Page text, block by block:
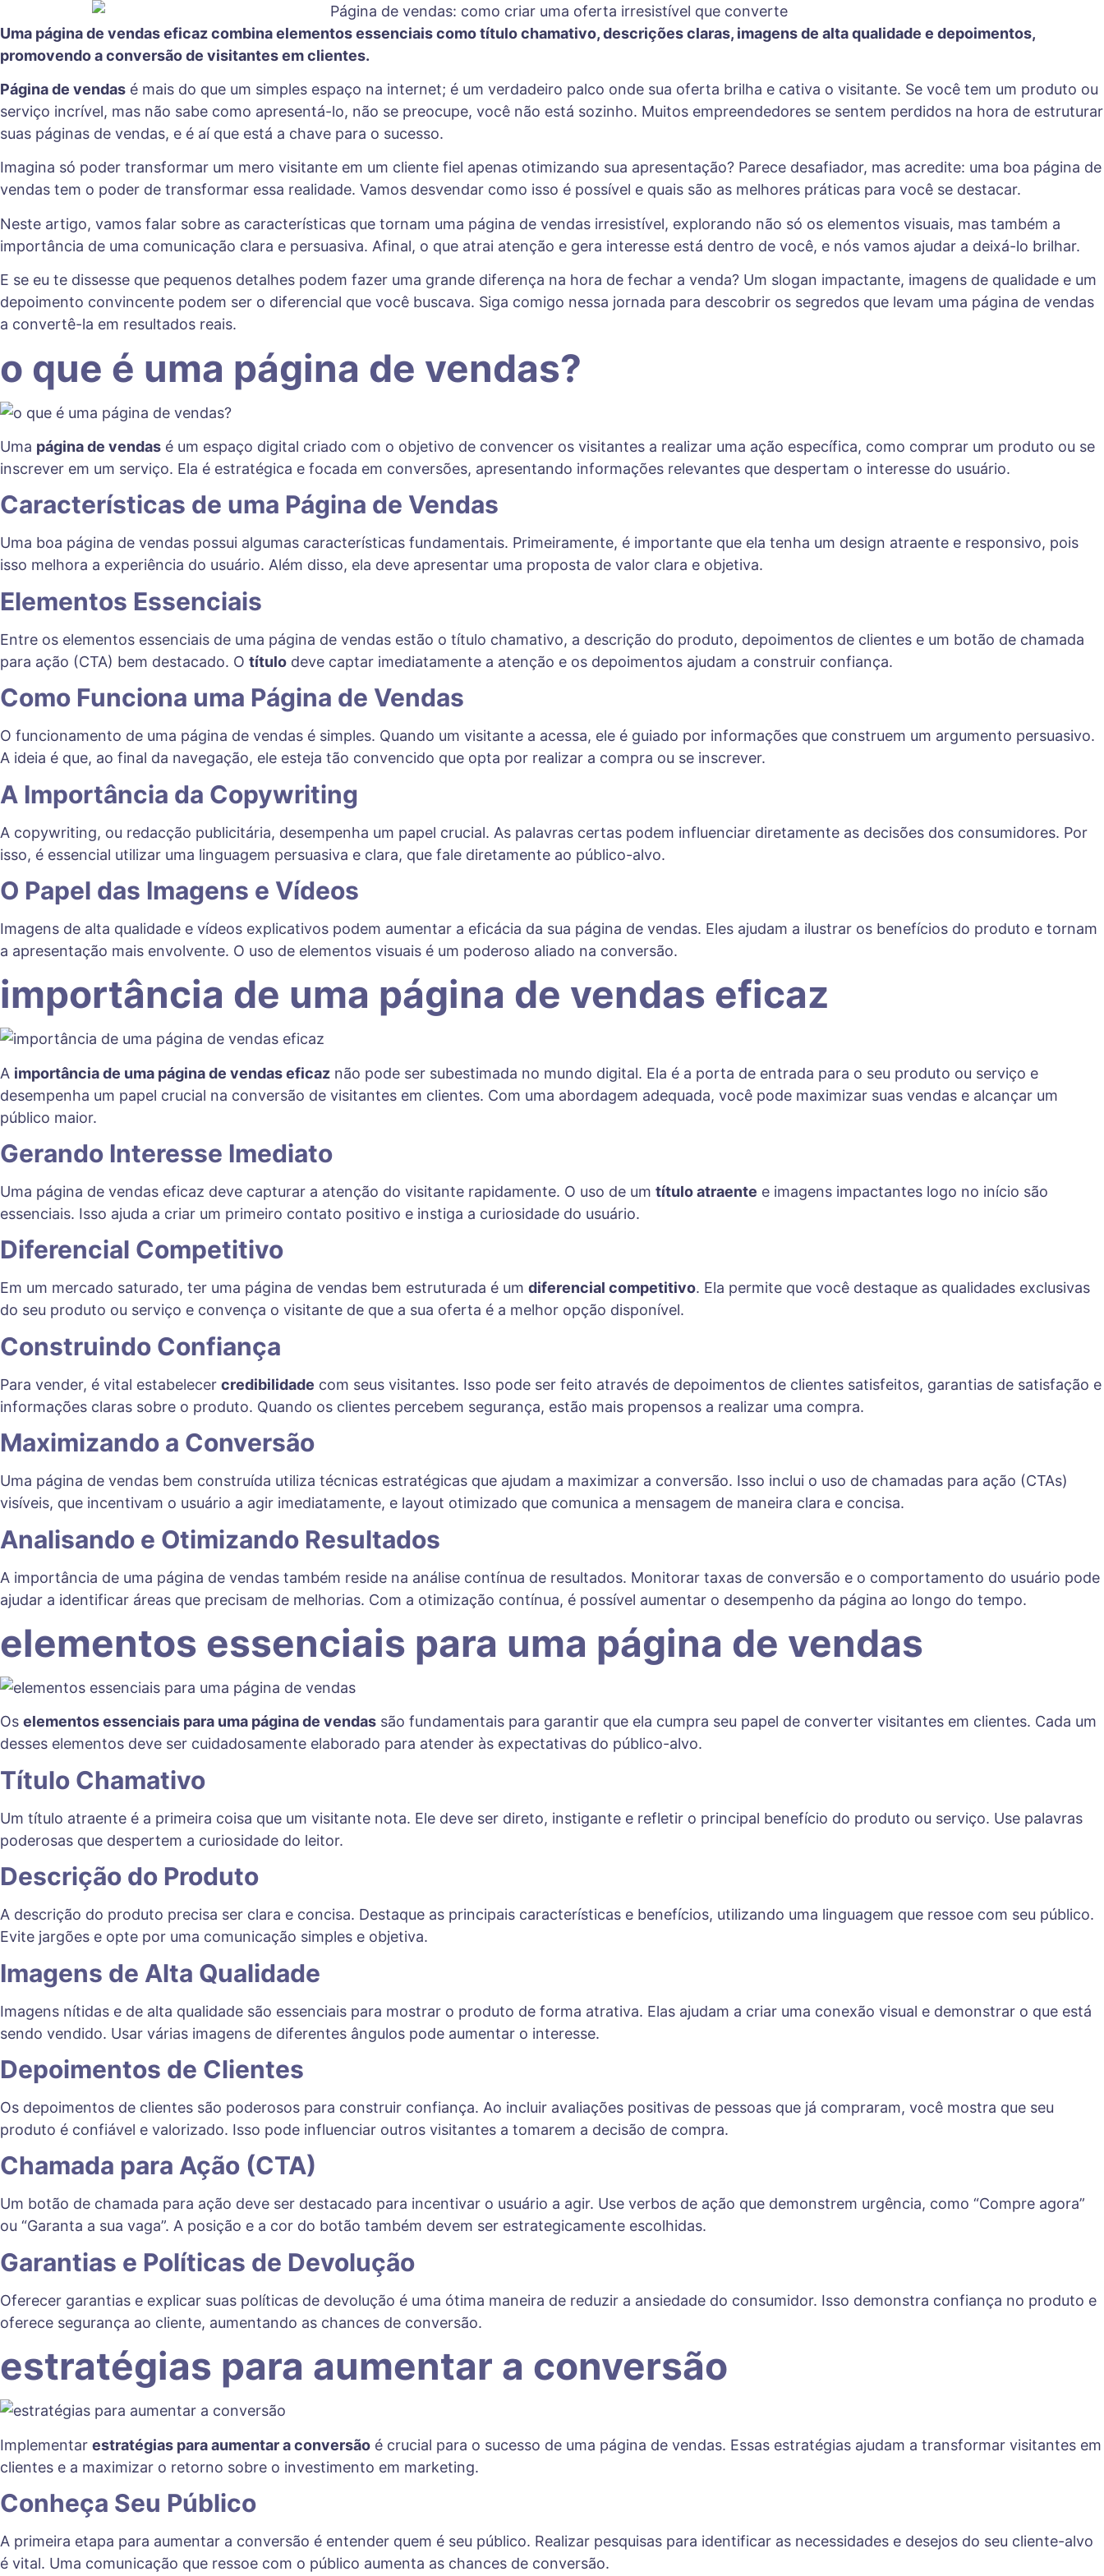
Uma página de vendas eficaz combina elementos essenciais como título chamativo, descrições claras, imagens de alta qualidade e depoimentos,
promovendo a conversão de visitantes em clientes.
Página de vendas é mais do que um simples espaço na internet; é um verdadeiro palco onde sua oferta brilha e cativa o visitante. Se você tem um produto ou
serviço incrível, mas não sabe como apresentá-lo, não se preocupe, você não está sozinho. Muitos empreendedores se sentem perdidos na hora de estruturar
suas páginas de vendas, e é aí que está a chave para o sucesso.
Imagina só poder transformar um mero visitante em um cliente fiel apenas otimizando sua apresentação? Parece desafiador, mas acredite: uma boa página de
vendas tem o poder de transformar essa realidade. Vamos desvendar como isso é possível e quais são as melhores práticas para você se destacar.
Neste artigo, vamos falar sobre as características que tornam uma página de vendas irresistível, explorando não só os elementos visuais, mas também a
importância de uma comunicação clara e persuasiva. Afinal, o que atrai atenção e gera interesse está dentro de você, e nós vamos ajudar a deixá-lo brilhar.
E se eu te dissesse que pequenos detalhes podem fazer uma grande diferença na hora de fechar a venda? Um slogan impactante, imagens de qualidade e um
depoimento convincente podem ser o diferencial que você buscava. Siga comigo nessa jornada para descobrir os segredos que levam uma página de vendas
a convertê-la em resultados reais.
o que é uma página de vendas?
Uma página de vendas é um espaço digital criado com o objetivo de convencer os visitantes a realizar uma ação específica, como comprar um produto ou se
inscrever em um serviço. Ela é estratégica e focada em conversões, apresentando informações relevantes que despertam o interesse do usuário.
Características de uma Página de Vendas
Uma boa página de vendas possui algumas características fundamentais. Primeiramente, é importante que ela tenha um design atraente e responsivo, pois
isso melhora a experiência do usuário. Além disso, ela deve apresentar uma proposta de valor clara e objetiva.
Elementos Essenciais
Entre os elementos essenciais de uma página de vendas estão o título chamativo, a descrição do produto, depoimentos de clientes e um botão de chamada
para ação (CTA) bem destacado. O título deve captar imediatamente a atenção e os depoimentos ajudam a construir confiança.
Como Funciona uma Página de Vendas
O funcionamento de uma página de vendas é simples. Quando um visitante a acessa, ele é guiado por informações que construem um argumento persuasivo.
A ideia é que, ao final da navegação, ele esteja tão convencido que opta por realizar a compra ou se inscrever.
A Importância da Copywriting
A copywriting, ou redacção publicitária, desempenha um papel crucial. As palavras certas podem influenciar diretamente as decisões dos consumidores. Por
isso, é essencial utilizar uma linguagem persuasiva e clara, que fale diretamente ao público-alvo.
O Papel das Imagens e Vídeos
Imagens de alta qualidade e vídeos explicativos podem aumentar a eficácia da sua página de vendas. Eles ajudam a ilustrar os benefícios do produto e tornam
a apresentação mais envolvente. O uso de elementos visuais é um poderoso aliado na conversão.
importância de uma página de vendas eficaz
A importância de uma página de vendas eficaz não pode ser subestimada no mundo digital. Ela é a porta de entrada para o seu produto ou serviço e
desempenha um papel crucial na conversão de visitantes em clientes. Com uma abordagem adequada, você pode maximizar suas vendas e alcançar um
público maior.
Gerando Interesse Imediato
Uma página de vendas eficaz deve capturar a atenção do visitante rapidamente. O uso de um título atraente e imagens impactantes logo no início são
essenciais. Isso ajuda a criar um primeiro contato positivo e instiga a curiosidade do usuário.
Diferencial Competitivo
Em um mercado saturado, ter uma página de vendas bem estruturada é um diferencial competitivo. Ela permite que você destaque as qualidades exclusivas
do seu produto ou serviço e convença o visitante de que a sua oferta é a melhor opção disponível.
Construindo Confiança
Para vender, é vital estabelecer credibilidade com seus visitantes. Isso pode ser feito através de depoimentos de clientes satisfeitos, garantias de satisfação e
informações claras sobre o produto. Quando os clientes percebem segurança, estão mais propensos a realizar uma compra.
Maximizando a Conversão
Uma página de vendas bem construída utiliza técnicas estratégicas que ajudam a maximizar a conversão. Isso inclui o uso de chamadas para ação (CTAs)
visíveis, que incentivam o usuário a agir imediatamente, e layout otimizado que comunica a mensagem de maneira clara e concisa.
Analisando e Otimizando Resultados
A importância de uma página de vendas também reside na análise contínua de resultados. Monitorar taxas de conversão e o comportamento do usuário pode
ajudar a identificar áreas que precisam de melhorias. Com a otimização contínua, é possível aumentar o desempenho da página ao longo do tempo.
elementos essenciais para uma página de vendas
Os elementos essenciais para uma página de vendas são fundamentais para garantir que ela cumpra seu papel de converter visitantes em clientes. Cada um
desses elementos deve ser cuidadosamente elaborado para atender às expectativas do público-alvo.
Título Chamativo
Um título atraente é a primeira coisa que um visitante nota. Ele deve ser direto, instigante e refletir o principal benefício do produto ou serviço. Use palavras
poderosas que despertem a curiosidade do leitor.
Descrição do Produto
A descrição do produto precisa ser clara e concisa. Destaque as principais características e benefícios, utilizando uma linguagem que ressoe com seu público.
Evite jargões e opte por uma comunicação simples e objetiva.
Imagens de Alta Qualidade
Imagens nítidas e de alta qualidade são essenciais para mostrar o produto de forma atrativa. Elas ajudam a criar uma conexão visual e demonstrar o que está
sendo vendido. Usar várias imagens de diferentes ângulos pode aumentar o interesse.
Depoimentos de Clientes
Os depoimentos de clientes são poderosos para construir confiança. Ao incluir avaliações positivas de pessoas que já compraram, você mostra que seu
produto é confiável e valorizado. Isso pode influenciar outros visitantes a tomarem a decisão de compra.
Chamada para Ação (CTA)
Um botão de chamada para ação deve ser destacado para incentivar o usuário a agir. Use verbos de ação que demonstrem urgência, como “Compre agora”
ou “Garanta a sua vaga”. A posição e a cor do botão também devem ser estrategicamente escolhidas.
Garantias e Políticas de Devolução
Oferecer garantias e explicar suas políticas de devolução é uma ótima maneira de reduzir a ansiedade do consumidor. Isso demonstra confiança no produto e
oferece segurança ao cliente, aumentando as chances de conversão.
estratégias para aumentar a conversão
Implementar estratégias para aumentar a conversão é crucial para o sucesso de uma página de vendas. Essas estratégias ajudam a transformar visitantes em
clientes e a maximizar o retorno sobre o investimento em marketing.
Conheça Seu Público
A primeira etapa para aumentar a conversão é entender quem é seu público. Realizar pesquisas para identificar as necessidades e desejos do seu cliente-alvo
é vital. Uma comunicação que ressoe com o público aumenta as chances de conversão.